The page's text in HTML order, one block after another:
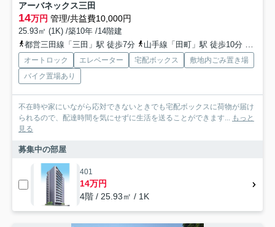
アーバネックス三田
14万円 管理/共益費10,000円
25.93㎡ (1K) /築10年 /14階建
都営三田線「三田」駅 徒歩7分
山手線「田町」駅 徒歩10分 都営
オートロック エレベーター 宅配ボックス
敷地内ごみ置き場
バイク置場あり
不在時や家にいながら応対できないときでも宅配ボックスに荷物が届け
られるので、配達時間を気にせずに生活を送ることができます... もっと
見る
募集中の部屋
401
14万円
4階 / 25.93㎡ / 1K